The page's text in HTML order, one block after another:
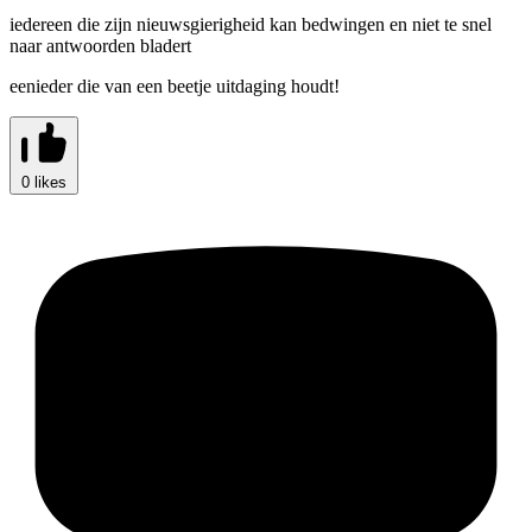
iedereen die zijn nieuwsgierigheid kan bedwingen en niet te snel
naar antwoorden bladert
eenieder die van een beetje uitdaging houdt!
0 likes